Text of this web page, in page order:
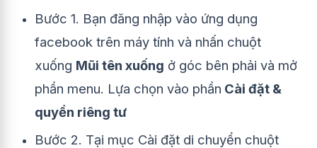
Bước 1. Bạn đăng nhập vào ứng dụng
facebook trên máy tính và nhấn chuột
xuống Mũi tên xuống ở góc bên phải và mở
phần menu. Lựa chọn vào phần Cài đặt &
quyền riêng tư
Bước 2. Tại mục Cài đặt di chuyển chuột